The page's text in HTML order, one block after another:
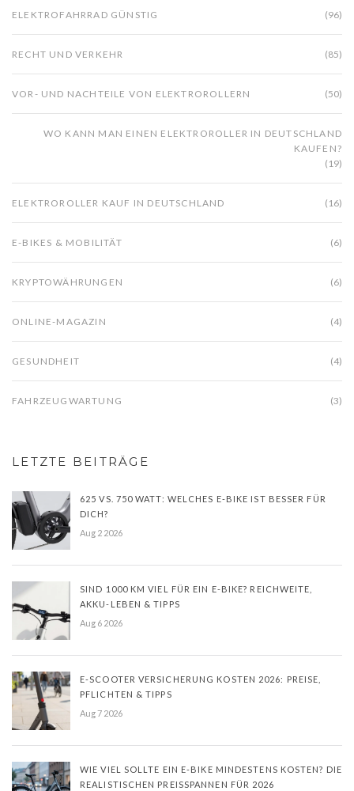
ELEKTROFAHRRAD GÜNSTIG (96)
RECHT UND VERKEHR (85)
VOR- UND NACHTEILE VON ELEKTROROLLERN (50)
WO KANN MAN EINEN ELEKTROROLLER IN DEUTSCHLAND
KAUFEN?
(19)
ELEKTROROLLER KAUF IN DEUTSCHLAND (16)
E-BIKES & MOBILITÄT (6)
KRYPTOWÄHRUNGEN (6)
ONLINE-MAGAZIN (4)
GESUNDHEIT (4)
FAHRZEUGWARTUNG (3)
LETZTE BEITRÄGE
625 VS. 750 WATT: WELCHES E-BIKE IST BESSER FÜR
DICH?
Aug 2 2026
SIND 1000 KM VIEL FÜR EIN E-BIKE? REICHWEITE,
AKKU-LEBEN & TIPPS
Aug 6 2026
E-SCOOTER VERSICHERUNG KOSTEN 2026: PREISE,
PFLICHTEN & TIPPS
Aug 7 2026
WIE VIEL SOLLTE EIN E-BIKE MINDESTENS KOSTEN? DIE
REALISTISCHEN PREISSPANNEN FÜR 2026